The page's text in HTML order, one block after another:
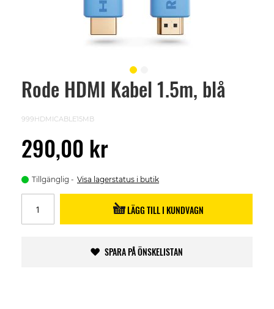
Rode HDMI Kabel 1.5m, blå
999HDMICABLE15MB
290,00 kr
Tillgänglig Visa lagerstatus i butik
LÄGG TILL I KUNDVAGN
SPARA PÅ ÖNSKELISTAN
Skip
images
gallery